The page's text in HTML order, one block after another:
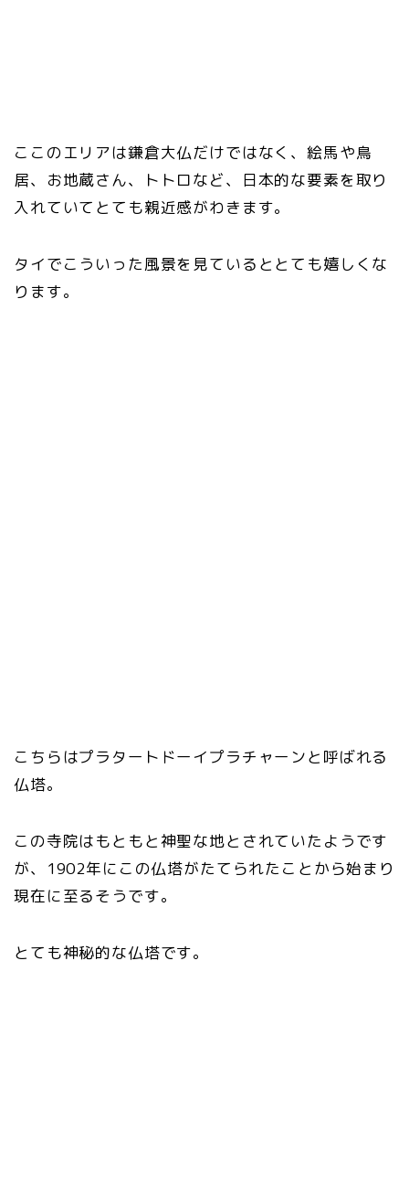
ここのエリアは鎌倉大仏だけではなく、絵馬や鳥
居、お地蔵さん、トトロなど、日本的な要素を取り
入れていてとても親近感がわきます。
タイでこういった風景を見ているととても嬉しくな
ります。
こちらはプラタートドーイプラチャーンと呼ばれる
仏塔。
この寺院はもともと神聖な地とされていたようです
が、1902年にこの仏塔がたてられたことから始まり
現在に至るそうです。
とても神秘的な仏塔です。